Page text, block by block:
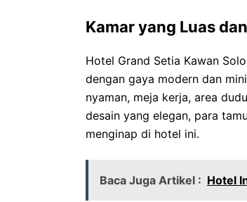
Kamar yang Luas
Hotel Grand Setia Kawan
dengan gaya modern dan
nyaman, meja kerja, area
desain yang elegan, para
menginap di hotel ini.
Baca Juga Artikel : Hotel